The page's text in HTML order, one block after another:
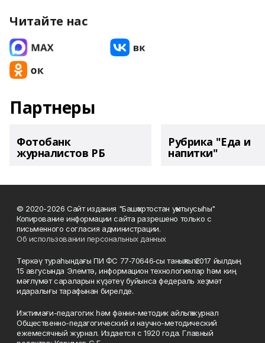
Читайте нас
Партнеры
Фотобанк
журналистов РБ
Рубрика "Еда и
напитки"
© 2020-2026 Сайт издания "Башҡортостан уҡытыусыһы"
Копирование информации сайта разрешено только с
письменного согласия администрации.
Об использовании персональных данных
Теркәү тураһындағы ПИ ФС 77‑70646‑сы таныҡлыҡ 2017 йылдың
15 авгусында Элемтә, информацион технологиялар һәм киң
мәғлүмәт сараларын күҙәтеү буйынса федераль хеҙмәт
идаралығы тарафынан бирелде.
Ижтимағи-педагогик һәм фәнни-методик айлыҡ журнал
Общественно-педагогический и научно-методический
ежемесячный журнал. Издается с 1920 года. Главный